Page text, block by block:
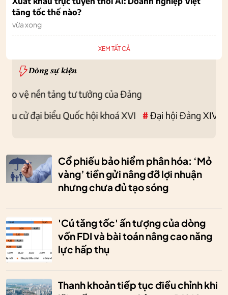
tăng tốc thế nào?
vừa xong
XEM TẤT CẢ
Dòng sự kiện
nền tảng tư tưởng của Đảng
đại biểu Quốc hội khoá XVI #Đại hội Đảng XIV
2023 #Tiết kiệm năng lượng
Cổ phiếu bảo hiểm phân hóa: ‘Mỏ
vàng’ tiền gửi nâng đỡ lợi nhuận
nhưng chưa đủ tạo sóng
'Cú tăng tốc' ấn tượng của dòng
vốn FDI và bài toán nâng cao năng
lực hấp thụ
Thanh khoản tiếp tục điều chỉnh khi